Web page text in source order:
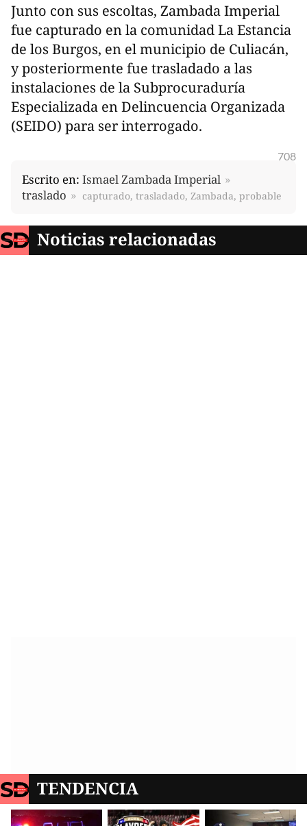
Junto con sus escoltas, Zambada Imperial
fue capturado en la comunidad La Estancia
de los Burgos, en el municipio de Culiacán,
y posteriormente fue trasladado a las
instalaciones de la Subprocuraduría
Especializada en Delincuencia Organizada
(SEIDO) para ser interrogado.
708
Escrito en: Ismael Zambada Imperial
traslado
capturado, trasladado, Zambada, probable
Noticias relacionadas
TENDENCIA